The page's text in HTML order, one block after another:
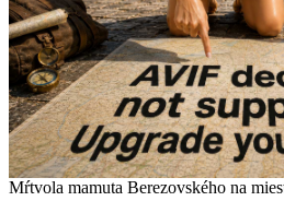
Mŕtvola mamuta Berezovského na